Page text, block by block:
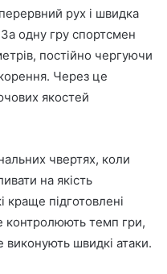
рух і швидка
одну гру спортсмен
постійно чергуючи
Через це
якостей
чвертях, коли
на якість
краще підготовлені
контролюють темп гри,
виконують швидкі атаки.